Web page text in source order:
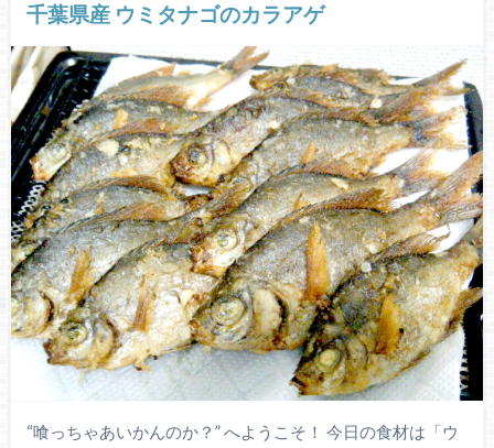
千葉県産 ウミタナゴのカラアゲ
“喰っちゃあいかんのか？” へようこそ！ 今日の食材は「ウ